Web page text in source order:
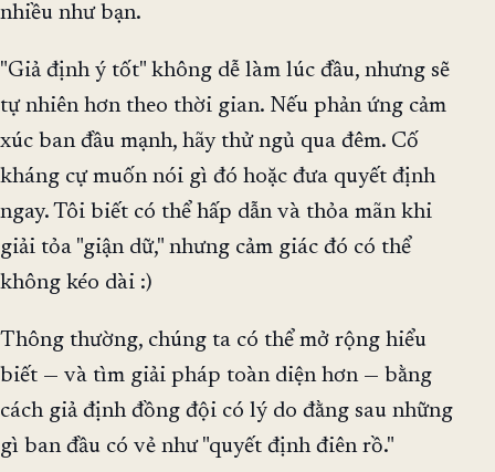
nhiều như bạn.
"Giả định ý tốt" không dễ làm lúc đầu, nhưng sẽ
tự nhiên hơn theo thời gian. Nếu phản ứng cảm
xúc ban đầu mạnh, hãy thử ngủ qua đêm. Cố
kháng cự muốn nói gì đó hoặc đưa quyết định
ngay. Tôi biết có thể hấp dẫn và thỏa mãn khi
giải tỏa "giận dữ," nhưng cảm giác đó có thể
không kéo dài :)
Thông thường, chúng ta có thể mở rộng hiểu
biết — và tìm giải pháp toàn diện hơn — bằng
cách giả định đồng đội có lý do đằng sau những
gì ban đầu có vẻ như "quyết định điên rồ."